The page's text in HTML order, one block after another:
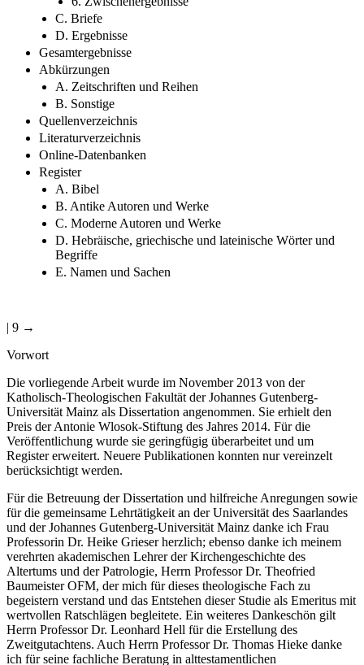
C. Briefe
D. Ergebnisse
Gesamtergebnisse
Abkürzungen
A. Zeitschriften und Reihen
B. Sonstige
Quellenverzeichnis
Literaturverzeichnis
Online-Datenbanken
Register
A. Bibel
B. Antike Autoren und Werke
C. Moderne Autoren und Werke
D. Hebräische, griechische und lateinische Wörter und
Begriffe
E. Namen und Sachen
| 9 →
Vorwort
Die vorliegende Arbeit wurde im November 2013 von der
Katholisch-Theologischen Fakultät der Johannes Gutenberg-
Universität Mainz als Dissertation angenommen. Sie erhielt den
Preis der Antonie Wlosok-Stiftung des Jahres 2014. Für die
Veröffentlichung wurde sie geringfügig überarbeitet und um
Register erweitert. Neuere Publikationen konnten nur vereinzelt
berücksichtigt werden.
Für die Betreuung der Dissertation und hilfreiche Anregungen sowie
für die gemeinsame Lehrtätigkeit an der Universität des Saarlandes
und der Johannes Gutenberg-Universität Mainz danke ich Frau
Professorin Dr. Heike Grieser herzlich; ebenso danke ich meinem
verehrten akademischen Lehrer der Kirchengeschichte des
Altertums und der Patrologie, Herrn Professor Dr. Theofried
Baumeister OFM, der mich für dieses theologische Fach zu
begeistern verstand und das Entstehen dieser Studie als Emeritus mit
wertvollen Ratschlägen begleitete. Ein weiteres Dankeschön gilt
Herrn Professor Dr. Leonhard Hell für die Erstellung des
Zweitgutachtens. Auch Herrn Professor Dr. Thomas Hieke danke
ich für seine fachliche Beratung in alttestamentlichen